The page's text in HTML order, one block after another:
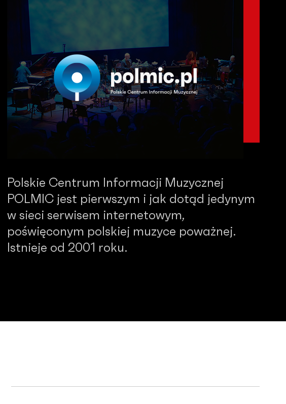
Polskie Centrum Informacji Muzycznej
POLMIC jest pierwszym i jak dotąd jedynym
w sieci serwisem internetowym,
poświęconym polskiej muzyce poważnej.
Istnieje od 2001 roku.